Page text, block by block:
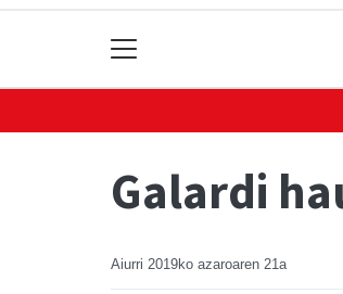
Galardi
Aiurri 2019ko azaroaren 21a